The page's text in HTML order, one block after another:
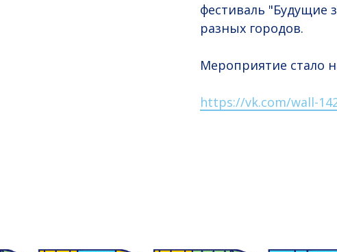
фестиваль "Будущие
разных городов.
Мероприятие стало
https://vk.com/wall-